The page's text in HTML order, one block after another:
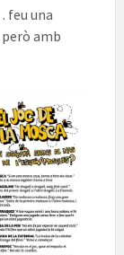
feu una
amb